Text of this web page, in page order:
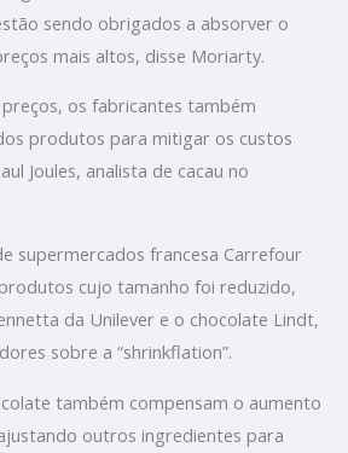
sendo obrigados a absorver o
mais altos, disse Moriarty.
os fabricantes também
produtos para mitigar os custos
Joules, analista de cacau no
supermercados francesa Carrefour
cujo tamanho foi reduzido,
da Unilever e o chocolate Lindt,
sobre a “shrinkflation”.
também compensam o aumento
outros ingredientes para